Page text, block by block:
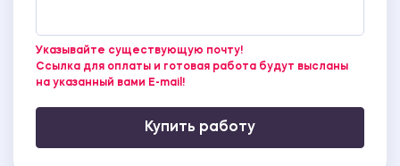
Указывайте существующую почту!
Ссылка для оплаты и готовая работа будут высланы
на указанный вами E-mail!
Купить работу